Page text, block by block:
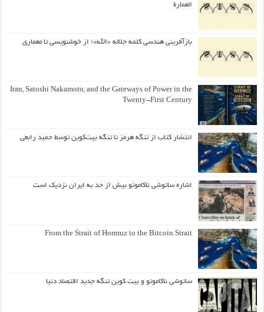
العمارة
بازآفرینی هندسی کلمه جلاله «الله»؛ از خوشنویسی تا معماری
Iran, Satoshi Nakamoto, and the Gateways of Power in the
Twenty-First Century
انتشار کتاب از تنگه هرمز تا تنگه بیت‌کوین توسط حمید رابعی
اشاره ساتوشی ناکاموتو بیش از حد به ایران نزدیک است
From the Strait of Hormuz to the Bitcoin Strait
ساتوشی ناکاموتو و بیت کوین تنگه جدید اقتصاد دنیا